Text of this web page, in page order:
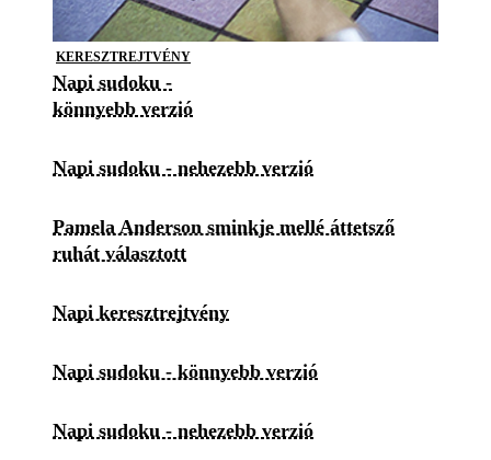
KERESZTREJTVÉNY
Napi sudoku -
könnyebb verzió
Napi sudoku - nehezebb verzió
Pamela Anderson sminkje mellé áttetsző
ruhát választott
Napi keresztrejtvény
Napi sudoku - könnyebb verzió
Napi sudoku - nehezebb verzió